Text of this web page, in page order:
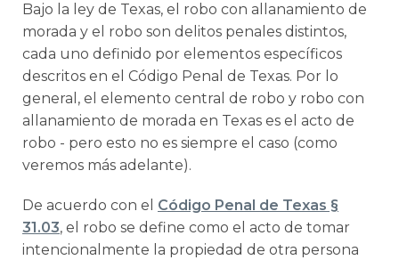
Bajo la ley de Texas, el robo con allanamiento de
morada y el robo son delitos penales distintos,
cada uno definido por elementos específicos
descritos en el Código Penal de Texas. Por lo
general, el elemento central de robo y robo con
allanamiento de morada en Texas es el acto de
robo - pero esto no es siempre el caso (como
veremos más adelante).
De acuerdo con el Código Penal de Texas §
31.03, el robo se define como el acto de tomar
intencionalmente la propiedad de otra persona